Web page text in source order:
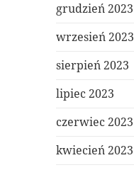
grudzień 2023
wrzesień 2023
sierpień 2023
lipiec 2023
czerwiec 2023
kwiecień 2023